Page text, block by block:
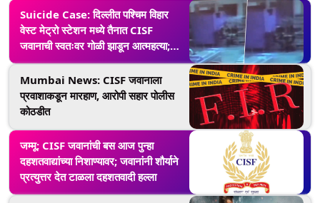
Suicide Case: दिल्लीत पश्चिम विहार
वेस्ट मेट्रो स्टेशन मध्ये तैनात CISF
जवानाची स्वतःवर गोळी झाडून आत्महत्या;
जवान महाराष्ट्राचा रहिवासी
Mumbai News: CISF जवानाला
प्रवाशाकडून मारहाण, आरोपी सहार पोलीस
कोठडीत
जम्मू: CISF जवानांची बस आज पुन्हा
दहशतवाद्यांच्या निशाण्यावर; जवानांनी शौर्याने
प्रत्युत्तर देत टाळला दहशतवादी हल्ला